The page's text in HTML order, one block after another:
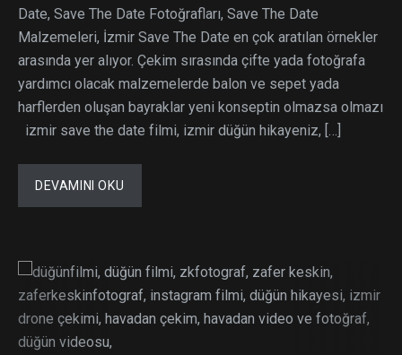
Date, Save The Date Fotoğrafları, Save The Date
Malzemeleri, İzmir Save The Date en çok aratılan örnekler
arasında yer alıyor. Çekim sırasında çifte yada fotoğrafa
yardımcı olacak malzemelerde balon ve sepet yada
harflerden oluşan bayraklar yeni konseptin olmazsa olmazı
izmir save the date filmi, izmir düğün hikayeniz, […]
DEVAMINI OKU